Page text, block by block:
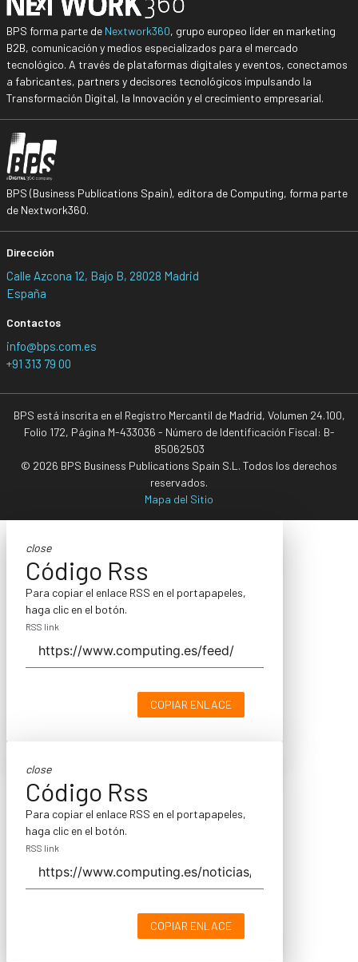
BPS forma parte de Nextwork360, grupo europeo líder en marketing
B2B, comunicación y medios especializados para el mercado
tecnológico. A través de plataformas digitales y eventos, conectamos
a fabricantes, partners y decisores tecnológicos impulsando la
Transformación Digital, la Innovación y el crecimiento empresarial.
BPS (Business Publications Spain), editora de Computing, forma parte
de Nextwork360.
Dirección
Calle Azcona 12, Bajo B, 28028 Madrid
España
Contactos
info@bps.com.es
+91 313 79 00
BPS está inscrita en el Registro Mercantil de Madrid, Volumen 24.100,
Folio 172, Página M-433036 - Número de Identificación Fiscal: B-
85062503
© 2026 BPS Business Publications Spain S.L. Todos los derechos
reservados.
Mapa del Sitio
close
Código Rss
Para copiar el enlace RSS en el portapapeles,
haga clic en el botón.
RSS link
COPIAR ENLACE
close
Código Rss
Para copiar el enlace RSS en el portapapeles,
haga clic en el botón.
RSS link
COPIAR ENLACE